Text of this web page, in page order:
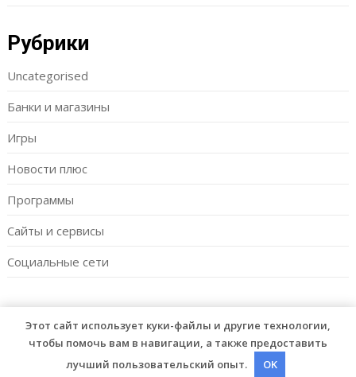
Рубрики
Uncategorised
Банки и магазины
Игры
Новости плюс
Программы
Сайты и сервисы
Социальные сети
© 2026 Fishgor | WordPress Theme bySuperb WordPress
Themes
Back to Top ↑
Этот сайт использует куки-файлы и другие технологии,
чтобы помочь вам в навигации, а также предоставить
лучший пользовательский опыт.
OK